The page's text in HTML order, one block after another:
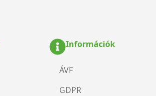
Információk
ÁVF
GDPR